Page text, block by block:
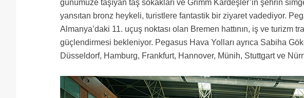
günümüze taşıyan taş sokakları ve Grimm Kardeşler’in şehrin
yansıtan bronz heykeli, turistlere fantastik bir ziyaret vadediyor.
Almanya’daki 11. uçuş noktası olan Bremen hattının, iş ve turizm
güçlendirmesi bekleniyor. Pegasus Hava Yolları ayrıca Sabiha
Düsseldorf, Hamburg, Frankfurt, Hannover, Münih, Stuttgart ve